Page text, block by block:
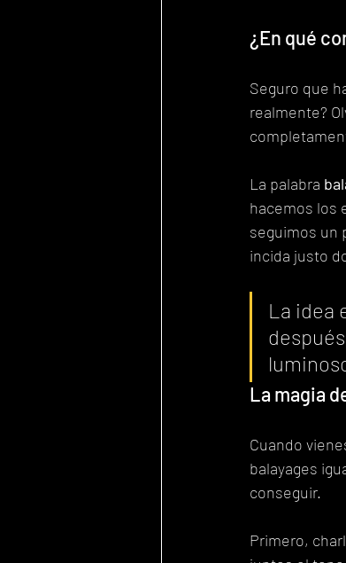
¿En qué
Seguro que
realmente?
La palabra
hacemos los
seguimos un
incida justo
La idea
La magia
Cuando
balayages
conseguir.
Primero,